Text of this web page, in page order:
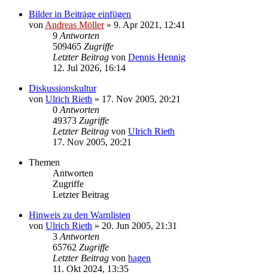
Bilder in Beiträge einfügen
von Andreas Möller» 9. Apr 2021, 12:41
9 Antworten
509465 Zugriffe
Letzter Beitrag von Dennis Hennig
12. Jul 2026, 16:14
Diskussionskultur
von Ulrich Rieth » 17. Nov 2005, 20:21
0 Antworten
49373 Zugriffe
Letzter Beitrag von Ulrich Rieth
17. Nov 2005, 20:21
Themen
Antworten
Zugriffe
Letzter Beitrag
Hinweis zu den Warnlisten
von Ulrich Rieth » 20. Jun 2005, 21:31
3 Antworten
65762 Zugriffe
Letzter Beitrag von hagen
11. Okt 2024, 13:35